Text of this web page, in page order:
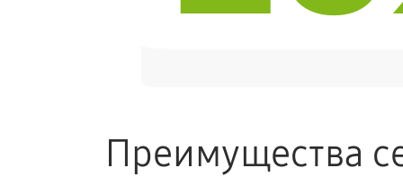
Замена микрофона ноутбука Acer
Замена тачпада ноутбука Acer 5
Преимущества